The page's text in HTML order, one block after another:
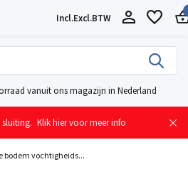
Incl.Excl.BTW
vanuit ons magazijn in Nederland
sluiting. Klik hier voor meer info
bodem vochtigheids...